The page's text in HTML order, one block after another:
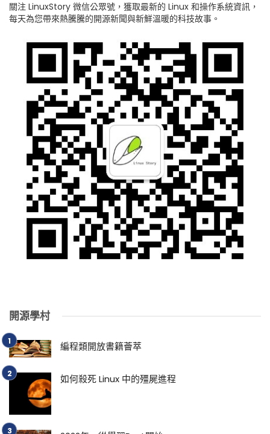
關注 LinuxStory 微信公眾號，獲取最新的 Linux 和操作系統資訊，
每天為您帶來熱騰騰的開源新聞與新鮮溫暖的科技故事。
開源學村
編程類開放書籍薈萃
如何殺死 Linux 中的殭屍進程